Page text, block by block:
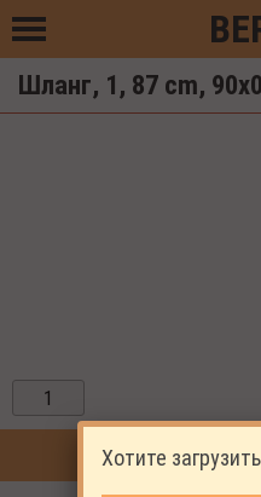
Шланг, 1, 87 cm,
Хотите